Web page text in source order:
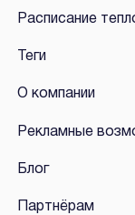
Расписание
Теги
О компании
Рекламные
Блог
Партнёрам